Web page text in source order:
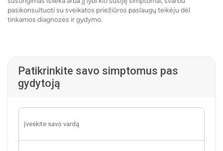
pasikonsultuoti su sveikatos priežiūros paslaugų teikėju dėl
tinkamos diagnozės ir gydymo.
Patikrinkite savo simptomus pas
gydytoją